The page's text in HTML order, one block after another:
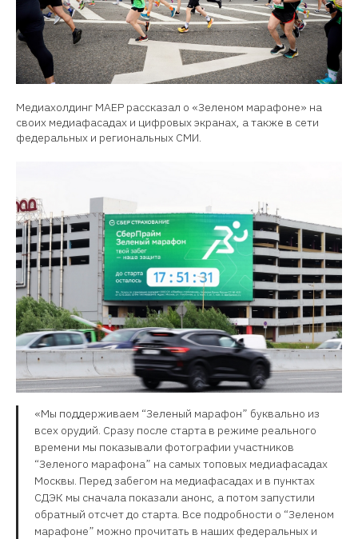
Медиахолдинг МАЕР рассказал о «Зеленом марафоне» на
своих медиафасадах и цифровых экранах, а также в сети
федеральных и региональных СМИ.
«Мы поддерживаем “Зеленый марафон” буквально из
всех орудий. Сразу после старта в режиме реального
времени мы показывали фотографии участников
“Зеленого марафона” на самых топовых медиафасадах
Москвы. Перед забегом на медиафасадах и в пунктах
СДЭК мы сначала показали анонс, а потом запустили
обратный отсчет до старта. Все подробности о “Зеленом
марафоне” можно прочитать в наших федеральных и